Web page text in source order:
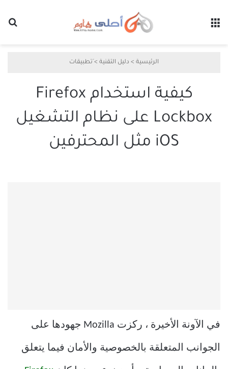
الرئيسية > دليل التقنية > َتطبيقات
كيفية استخدام Firefox
Lockbox على نظام التشغيل
iOS مثل المحترفين
في الآونة الأخيرة ، ركزت Mozilla جهودها على
الجوانب المتعلقة بالخصوصية والأمان فيما يتعلق